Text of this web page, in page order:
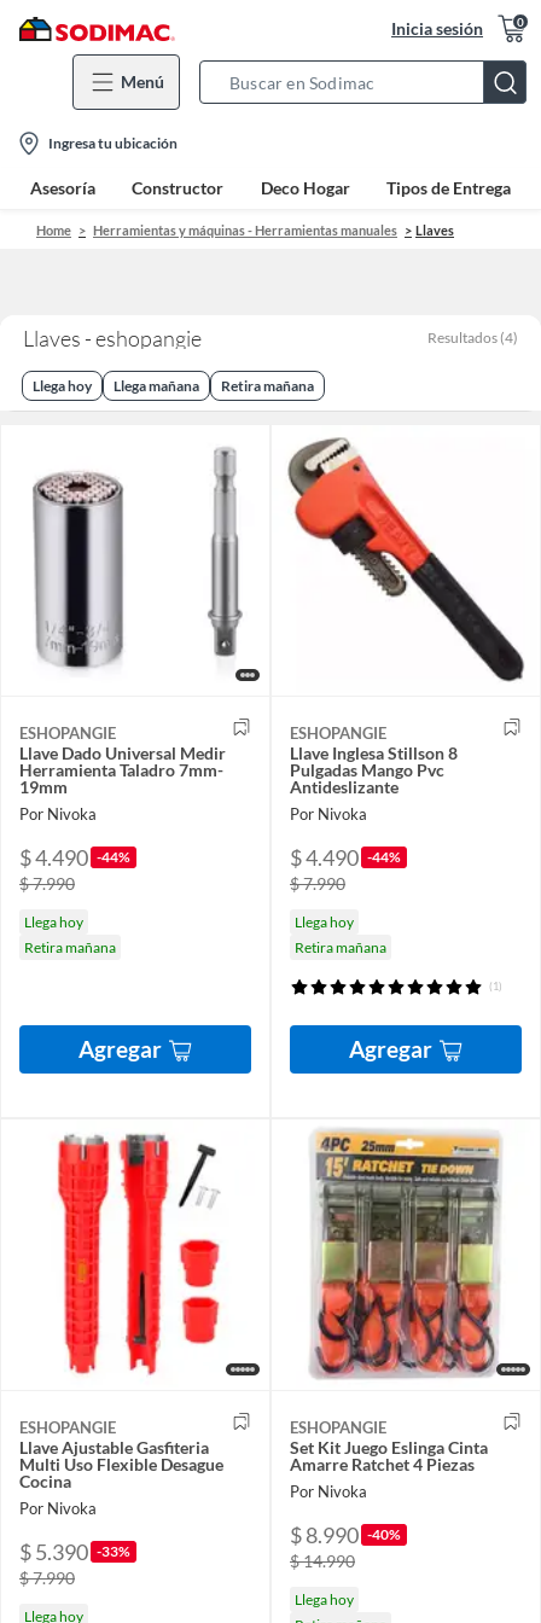
Inicia sesión 0
Menú
Bar
location-
icon
Ingresa tu ubicación
Asesoría Constructor Deco Hogar Tipos de Entrega
Home Herramientas y máquinas - Herramientas manuales Llaves
Llaves - eshopangie Resultados (4)
Llega hoy Llega mañana Retira mañana
ESHOPANGIE
Llave Dado Universal Medir
Herramienta Taladro 7mm-
19mm
Por Nivoka
$ 4.490 -44%
$ 7.990
Llega hoy
Retira mañana
Agregar
ESHOPANGIE
Llave Inglesa Stillson 8
Pulgadas Mango Pvc
Antideslizante
Por Nivoka
$ 4.490 -44%
$ 7.990
Llega hoy
Retira mañana
(1)
Agregar
ESHOPANGIE
Llave Ajustable Gasfiteria
Multi Uso Flexible Desague
Cocina
Por Nivoka
$ 5.390 -33%
$ 7.990
Llega hoy
ESHOPANGIE
Set Kit Juego Eslinga Cinta
Amarre Ratchet 4 Piezas
Por Nivoka
$ 8.990 -40%
$ 14.990
Llega hoy